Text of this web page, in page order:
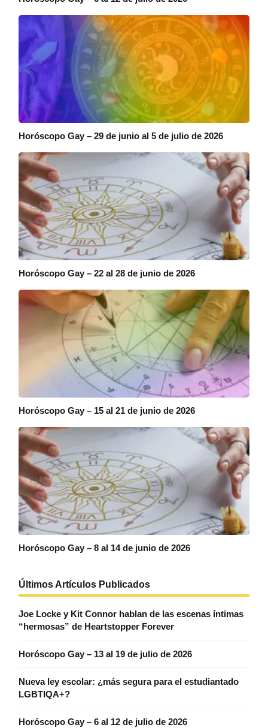
Horóscopo Gay – 29 de junio al 5 de julio de 2026
Horóscopo Gay – 22 al 28 de junio de 2026
Horóscopo Gay – 15 al 21 de junio de 2026
Horóscopo Gay – 8 al 14 de junio de 2026
Últimos Artículos Publicados
Joe Locke y Kit Connor hablan de las escenas íntimas
“hermosas” de Heartstopper Forever
Horóscopo Gay – 13 al 19 de julio de 2026
Nueva ley escolar: ¿más segura para el estudiantado
LGBTIQA+?
Horóscopo Gay – 6 al 12 de julio de 2026